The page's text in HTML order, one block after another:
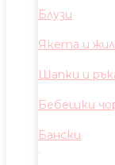
Блузи
Якета и
Шапки и
Бебешки
Бански